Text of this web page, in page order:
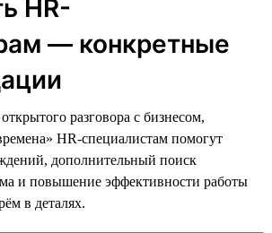
HR-
— конкретные
разговора с бизнесом,
HR-специалистам помогут
дополнительный поиск
и повышение эффективности работы
в деталях.